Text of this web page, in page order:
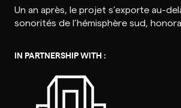
Un an après, le projet s’exporte au-
IN PARTNERSHIP WITH :